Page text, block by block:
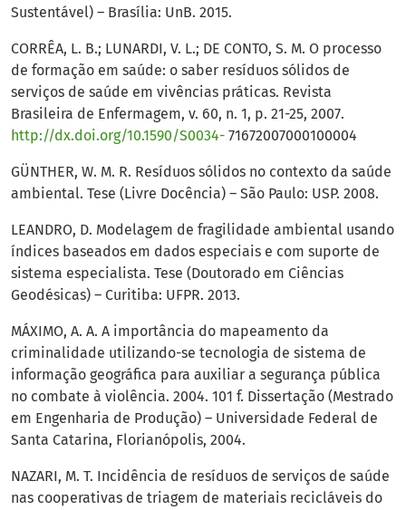
Sustentável) – Brasília: UnB. 2015.
CORRÊA, L. B.; LUNARDI, V. L.; DE CONTO, S. M. O processo
de formação em saúde: o saber resíduos sólidos de
serviços de saúde em vivências práticas. Revista
Brasileira de Enfermagem, v. 60, n. 1, p. 21-25, 2007.
http://dx.doi.org/10.1590/S0034- 71672007000100004
GÜNTHER, W. M. R. Resíduos sólidos no contexto da saúde
ambiental. Tese (Livre Docência) – São Paulo: USP. 2008.
LEANDRO, D. Modelagem de fragilidade ambiental usando
índices baseados em dados especiais e com suporte de
sistema especialista. Tese (Doutorado em Ciências
Geodésicas) – Curitiba: UFPR. 2013.
MÁXIMO, A. A. A importância do mapeamento da
criminalidade utilizando-se tecnologia de sistema de
informação geográfica para auxiliar a segurança pública
no combate à violência. 2004. 101 f. Dissertação (Mestrado
em Engenharia de Produção) – Universidade Federal de
Santa Catarina, Florianópolis, 2004.
NAZARI, M. T. Incidência de resíduos de serviços de saúde
nas cooperativas de triagem de materiais recicláveis do